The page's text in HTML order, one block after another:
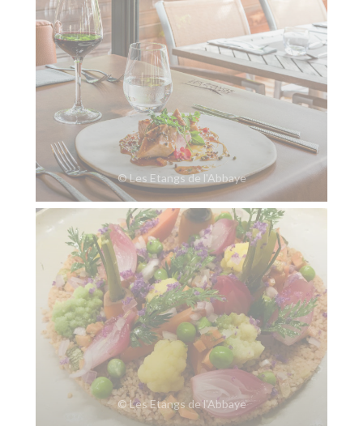
© Les Etangs de l'Abbaye
© Les Etangs de l'Abbaye